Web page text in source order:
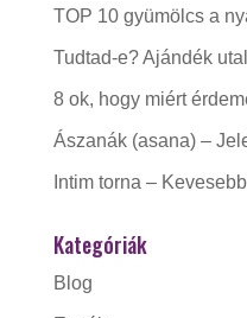
TOP 10 gyümölcs a
Tudtad-e? Ajándék
8 ok, hogy miért
Ászanák (asana) –
Intim torna –
Kategóriák
Blog